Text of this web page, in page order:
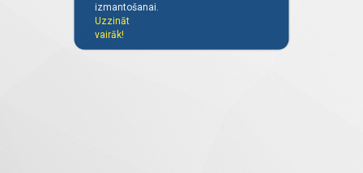
izmantošanai.
Uzzināt
vairāk!